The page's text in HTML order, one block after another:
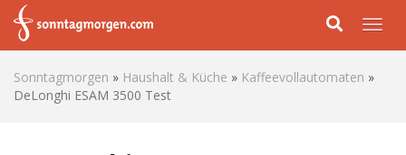
Skip to main content
Sonntagmorgen » Haushalt & Küche » Kaffeevollautomaten »
DeLonghi ESAM 3500 Test